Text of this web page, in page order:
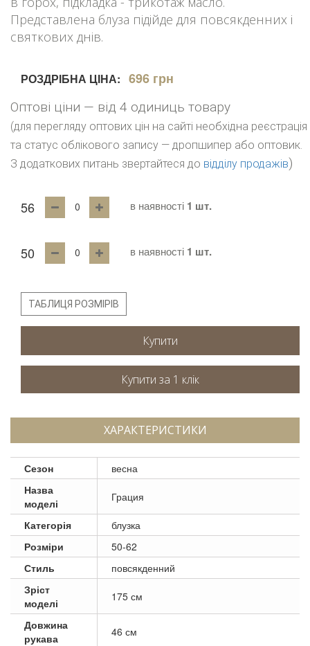
Представлена блуза підійде для повсякденних і
святкових днів.
РОЗДРІБНА ЦІНА: 696 грн
Оптові ціни — від 4 одиниць товару
(для перегляду оптових цін на сайті необхідна реєстрація
та статус облікового запису — дропшипер або оптовик.
З додаткових питань звертайтеся до відділу продажів)
56 в наявності 1 шт.
50 в наявності 1 шт.
ТАБЛИЦЯ РОЗМІРІВ
Купити
ХАРАКТЕРИСТИКИ
Сезон
весна
Назва
моделі
Грация
Категорія
блузка
Розміри
50-62
Стиль
повсякденний
Зріст
моделі
175 см
Довжина
рукава
46 см